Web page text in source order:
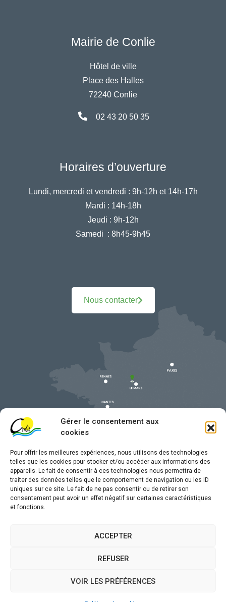
Gérer le consentement aux
cookies
Pour offrir les meilleures expériences, nous utilisons des technologies
telles que les cookies pour stocker et/ou accéder aux informations des
appareils. Le fait de consentir à ces technologies nous permettra de
traiter des données telles que le comportement de navigation ou les ID
uniques sur ce site. Le fait de ne pas consentir ou de retirer son
consentement peut avoir un effet négatif sur certaines caractéristiques
et fonctions.
ACCEPTER
REFUSER
VOIR LES PRÉFÉRENCES
Mairie de Conlie
Hôtel de ville
Place des Halles
72240 Conlie
02 43 20 50 35
Horaires d’ouverture
Lundi, mercredi et vendredi : 9h-12h et 14h-17h
Mardi : 14h-18h
Jeudi : 9h-12h
Samedi : 8h45-9h45
Nous contacter
Mentions légales
Traitement de données personnelles
(sites internet de collectivités &